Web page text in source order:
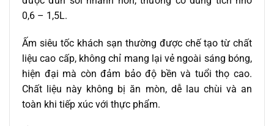
0,6 – 1,5L.
Ấm siêu tốc khách sạn thường được chế tạo từ chất
liệu cao cấp, không chỉ mang lại vẻ ngoài sáng bóng,
hiện đại mà còn đảm bảo độ bền và tuổi thọ cao.
Chất liệu này không bị ăn mòn, dễ lau chùi và an
toàn khi tiếp xúc với thực phẩm.